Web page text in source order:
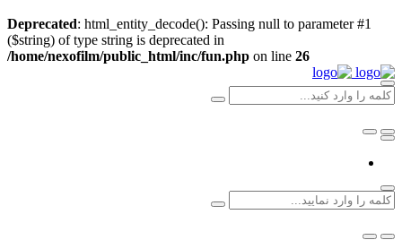
Deprecated: html_entity_decode(): Passing null to parameter #1
($string) of type string is deprecated in
/home/nexofilm/public_html/inc/fun.php on line 26